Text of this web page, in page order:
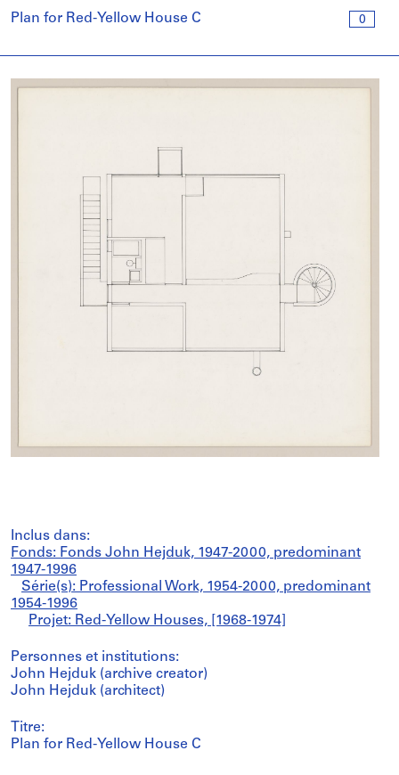
0
Plan for Red-Yellow House C
Inclus dans:
Fonds: Fonds John Hejduk, 1947-2000, predominant
1947-1996
Série(s): Professional Work, 1954-2000, predominant
1954-1996
Projet: Red-Yellow Houses, [1968-1974]
Personnes et institutions:
John Hejduk (archive creator)
John Hejduk (architect)
Titre:
Plan for Red-Yellow House C